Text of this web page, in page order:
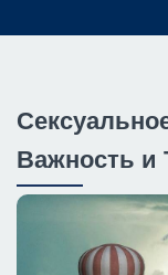
Важность и